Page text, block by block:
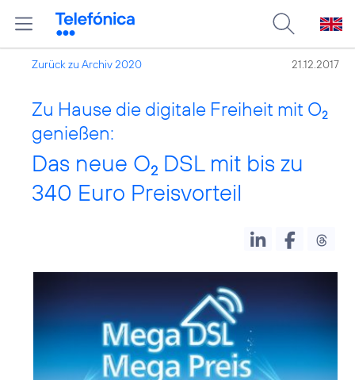
Zurück zu Archiv 2020 21.12.2017
Zu Hause die digitale Freiheit mit O2
genießen:
Das neue O2 DSL mit bis zu
340 Euro Preisvorteil